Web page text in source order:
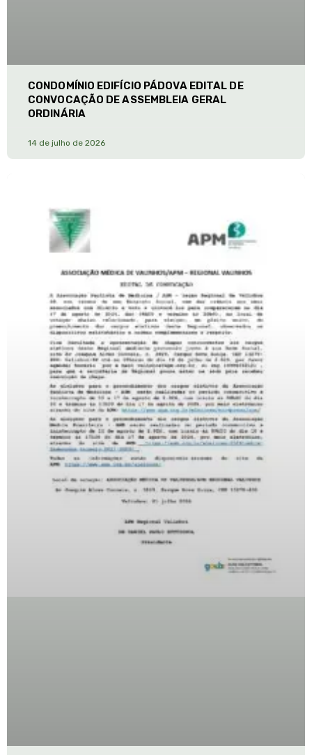
CONDOMÍNIO EDIFÍCIO PÁDOVA EDITAL DE
CONVOCAÇÃO DE ASSEMBLEIA GERAL
ORDINÁRIA
14 de julho de 2026